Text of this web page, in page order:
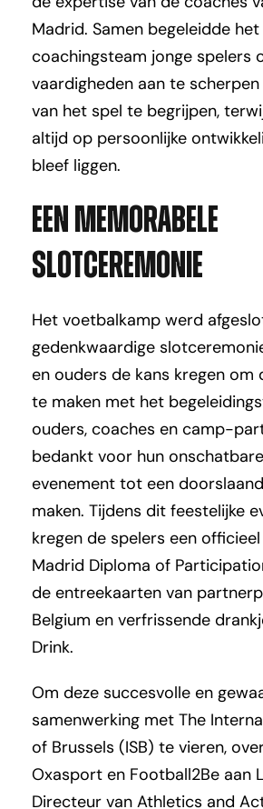
Madrid. Samen begeleidde
coachingsteam jonge spelers
vaardigheden aan te
van het spel te begrijpen,
altijd op persoonlijke
bleef liggen.
Een memorabele
slotceremonie
Het voetbalkamp werd
gedenkwaardige
en ouders de kans kregen om
te maken met het
ouders, coaches en camp-
bedankt voor hun
evenement tot een
maken. Tijdens dit feestelijke
kregen de spelers een
Madrid Diploma of
de entreekaarten van
Belgium en verfrissende
Drink.
Om deze succesvolle en
samenwerking met The
of Brussels (ISB) te vieren,
Oxasport en Football2Be aan
Directeur van Athletics and